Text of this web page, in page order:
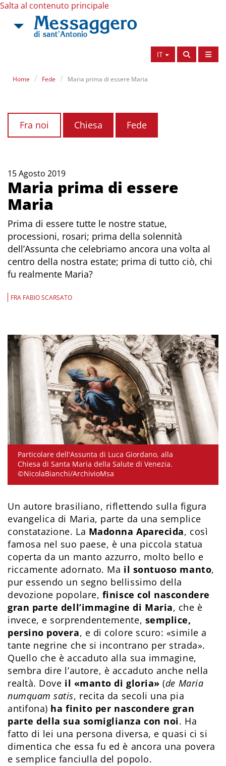
Salta al contenuto principale
IT
Home Fede Maria prima di essere Maria
Fra noi Chiesa Fede
15 Agosto 2019
Maria prima di essere
Maria
Prima di essere tutte le nostre statue,
processioni, rosari; prima della solennità
dell’Assunta che celebriamo ancora una volta al
centro della nostra estate; prima di tutto ciò, chi
fu realmente Maria?
FRA FABIO SCARSATO
Particolare dell'Assunta di Luca Giordano, alla
Chiesa di Santa Maria della Salute di Venezia.
©NicolaBianchi/ArchivioMsa
Un autore brasiliano, riflettendo sulla figura
evangelica di Maria, parte da una semplice
constatazione. La Madonna Aparecida, così
famosa nel suo paese, è una piccola statua
coperta da un manto azzurro, molto bello e
riccamente adornato. Ma il sontuoso manto,
pur essendo un segno bellissimo della
devozione popolare, finisce col nascondere
gran parte dell’immagine di Maria, che è
invece, e sorprendentemente, semplice,
persino povera, e di colore scuro: «simile a
tante negrine che si incontrano per strada».
Quello che è accaduto alla sua immagine,
sembra dire l’autore, è accaduto anche nella
realtà. Dove il «manto di gloria» (de Maria
numquam satis, recita da secoli una pia
antifona) ha finito per nascondere gran
parte della sua somiglianza con noi. Ha
fatto di lei una persona diversa, e quasi ci si
dimentica che essa fu ed è ancora una povera
e semplice fanciulla del popolo.